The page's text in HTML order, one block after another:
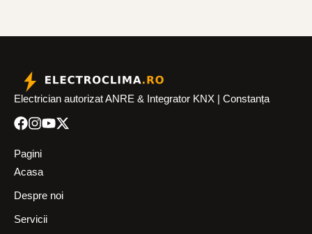
Electrician autorizat ANRE & Integrator KNX | Constanța
Pagini
Acasa
Despre noi
Servicii